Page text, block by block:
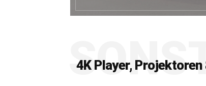
4K Player, Projektoren